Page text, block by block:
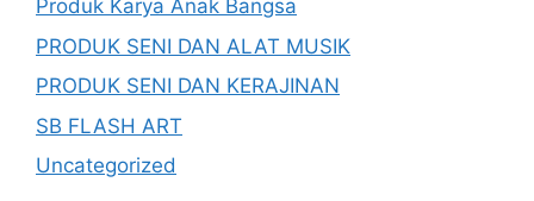
Produk Karya Anak Bangsa
PRODUK SENI DAN ALAT MUSIK
PRODUK SENI DAN KERAJINAN
SB FLASH ART
Uncategorized